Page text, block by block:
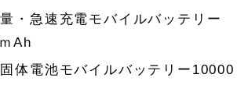
・急速充電モバイルバッテリー
Ah
体電池モバイルバッテリー10000